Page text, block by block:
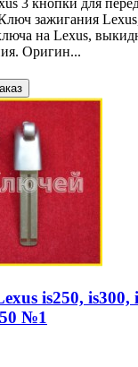
3 кнопки для
зажигания
на Lexus,
Оригин...
is250, is300,
№1